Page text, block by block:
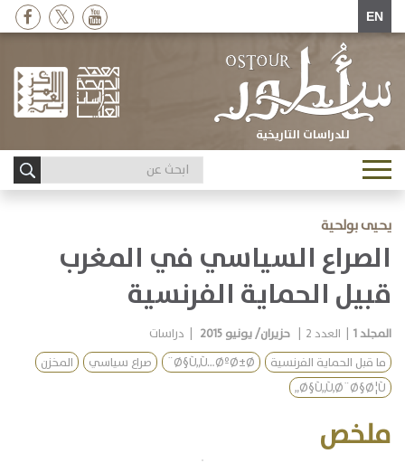
EN
للدراسات التاريخية
Toggle
navigation
يحيى بولحية
الصراع السياسي في المغرب
قبيل الحماية الفرنسية
المجلد1 العدد2 حزيران/ يونيو 2015
دراسات
ما قبل الحماية الفرنسية
Ø§Ù„Ù…ØºØ±Ø¨ صراع سياسي
المخزن
Ø§Ù„Ù‚Ø¨Ø§Ø¦Ù„
ملخص